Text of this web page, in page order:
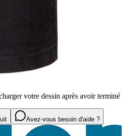
votre dessin après avoir
Avez-vous besoin d'aide ?